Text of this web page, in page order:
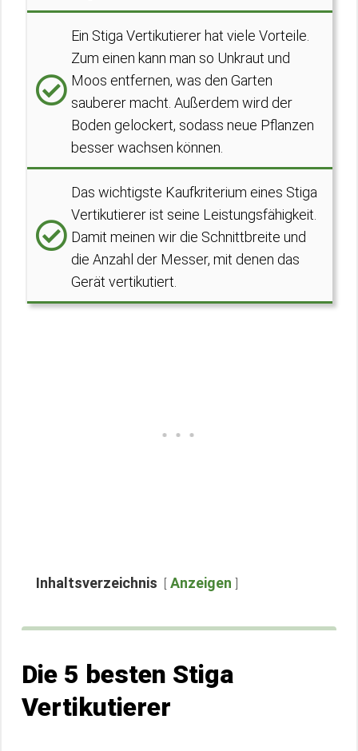
Ein Stiga Vertikutierer hat viele Vorteile.
Zum einen kann man so Unkraut und
Moos entfernen, was den Garten
sauberer macht. Außerdem wird der
Boden gelockert, sodass neue Pflanzen
besser wachsen können.
Das wichtigste Kaufkriterium eines Stiga
Vertikutierer ist seine Leistungsfähigkeit.
Damit meinen wir die Schnittbreite und
die Anzahl der Messer, mit denen das
Gerät vertikutiert.
Inhaltsverzeichnis Anzeigen
Die 5 besten Stiga
Vertikutierer